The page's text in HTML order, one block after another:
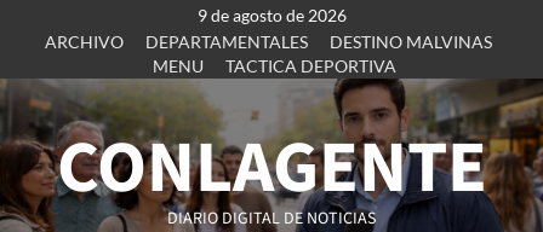
9 de agosto de 2026
ARCHIVO
DEPARTAMENTALES
DESTINO MALVINAS
MENU
TACTICA DEPORTIVA
CONLAGENTE
DIARIO DIGITAL DE NOTICIAS